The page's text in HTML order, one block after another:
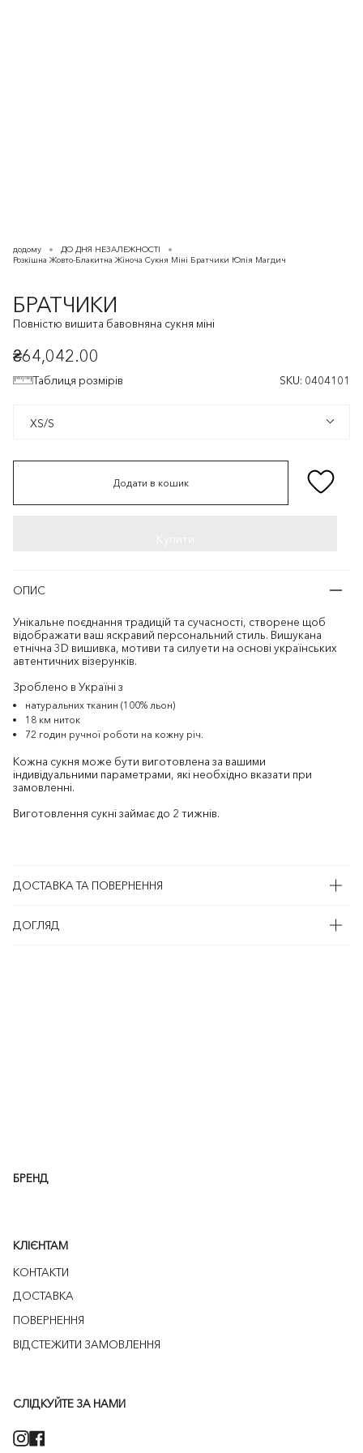
додому
ДО ДНЯ НЕЗАЛЕЖНОСТІ
Розкішна Жовто-Блакитна Жіноча Сукня Міні Братчики Юлія Магдич
БРАТЧИКИ
Повністю вишита бавовняна сукня міні
₴64,042.00
Таблиця розмірів SKU: 0404101
XS/S
XS/S
Додати в кошик
ОПИС
Унікальне поєднання традицій та сучасності, створене щоб
відображати ваш яскравий персональний стиль. Вишукана
етнічна 3D вишивка, мотиви та силуети на основі українських
автентичних візерунків.
Зроблено в Україні з
натуральних тканин (100% льон)
18 км ниток
72 годин ручної роботи на кожну річ.
Кожна сукня може бути виготовлена за вашими
індивідуальними параметрами, які необхідно вказати при
замовленні.
Виготовлення сукні займає до 2 тижнів.
ДОСТАВКА ТА ПОВЕРНЕННЯ
ДОГЛЯД
БРЕНД
КЛІЄНТАМ
КОНТАКТИ
ДОСТАВКА
ПОВЕРНЕННЯ
ВІДСТЕЖИТИ ЗАМОВЛЕННЯ
СЛІДКУЙТЕ ЗА НАМИ
Instagram